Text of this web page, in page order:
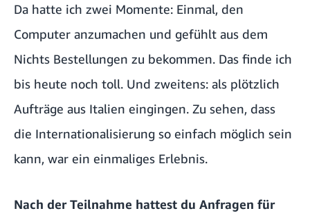
Da hatte ich zwei Momente: Einmal, den
Computer anzumachen und gefühlt aus dem
Nichts Bestellungen zu bekommen. Das finde ich
bis heute noch toll. Und zweitens: als plötzlich
Aufträge aus Italien eingingen. Zu sehen, dass
die Internationalisierung so einfach möglich sein
kann, war ein einmaliges Erlebnis.
Nach der Teilnahme hattest du Anfragen für